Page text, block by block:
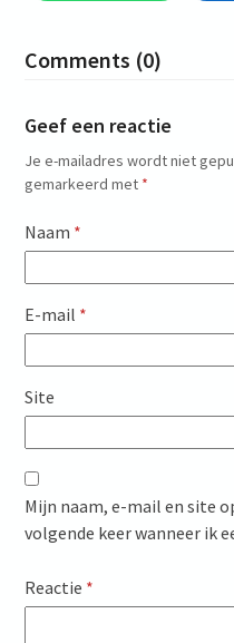
Comments (0)
Geef een reactie
Je e-mailadres wordt niet
gemarkeerd met *
Naam *
E-mail *
Site
Mijn naam, e-mail en site
volgende keer wanneer ik
Reactie *